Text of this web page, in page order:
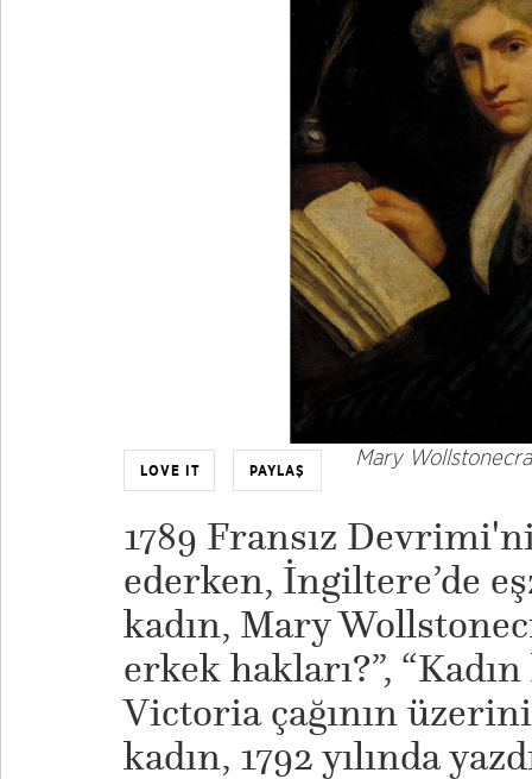
LOVE IT PAYLAŞ
Mary
1789 Fransız
ederken, İngiltere’de
kadın, Mary
erkek hakları?”,
Victoria çağının
kadın, 1792 yılında